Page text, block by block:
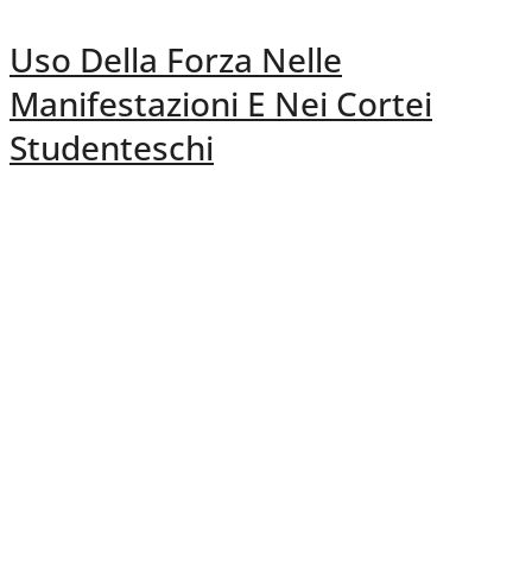
Uso Della Forza Nelle
Manifestazioni E Nei Cortei
Studenteschi